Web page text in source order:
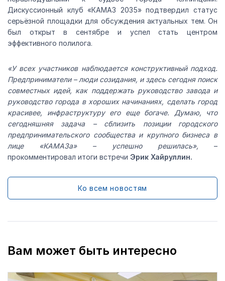
Дискуссионный клуб «КАМАЗ 2035» подтвердил статус
серьёзной площадки для обсуждения актуальных тем. Он
был открыт в сентябре и успел стать центром
эффективного полилога.
«У всех участников наблюдается конструктивный подход.
Предприниматели – люди созидания, и здесь сегодня поиск
совместных идей, как поддержать руководство завода и
руководство города в хороших начинаниях, сделать город
красивее, инфраструктуру его еще богаче. Думаю, что
сегодняшняя задача – сблизить позиции городского
предпринимательского сообщества и крупного бизнеса в
лице «КАМАЗа» – успешно решилась», –
прокомментировал итоги встречи Эрик Хайруллин.
Ко всем новостям
Вам может быть интересно